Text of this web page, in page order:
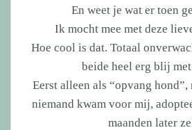
En weet je wat er toen
Ik mocht mee met deze
Hoe cool is dat. Totaal
beide heel erg blij
Eerst alleen als “opvang hond”,
niemand kwam voor mij,
maanden later